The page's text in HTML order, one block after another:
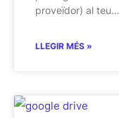
proveïdor) al teu…
LLEGIR MÉS »